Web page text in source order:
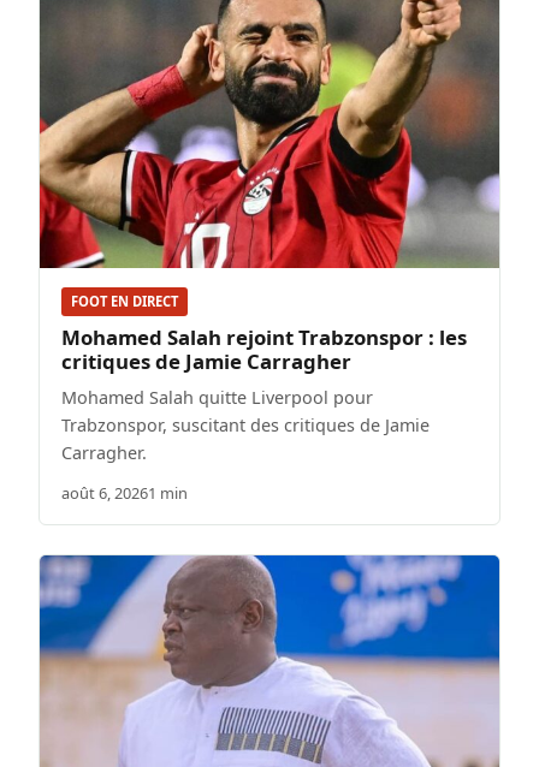
FOOT EN DIRECT
Mohamed Salah rejoint Trabzonspor : les
critiques de Jamie Carragher
Mohamed Salah quitte Liverpool pour
Trabzonspor, suscitant des critiques de Jamie
Carragher.
août 6, 20261 min